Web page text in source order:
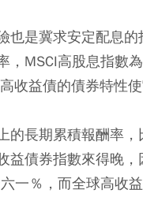
是冀求安定配息
MSCI高股息指數
益債的債券特性使
長期累積報酬率
債券指數來得晚，
一％，而全球高收